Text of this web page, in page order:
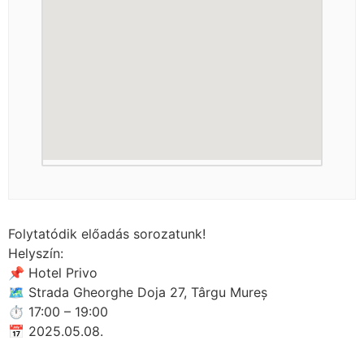
Folytatódik előadás sorozatunk!
Helyszín:
📌 Hotel Privo
🗺 Strada Gheorghe Doja 27, Târgu Mureș
⏱ 17:00 – 19:00
📅 2025.05.08.